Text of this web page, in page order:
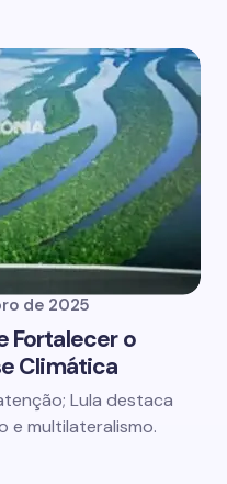
de 2025
Fortalecer o
Climática
Lula destaca
e multilateralismo.